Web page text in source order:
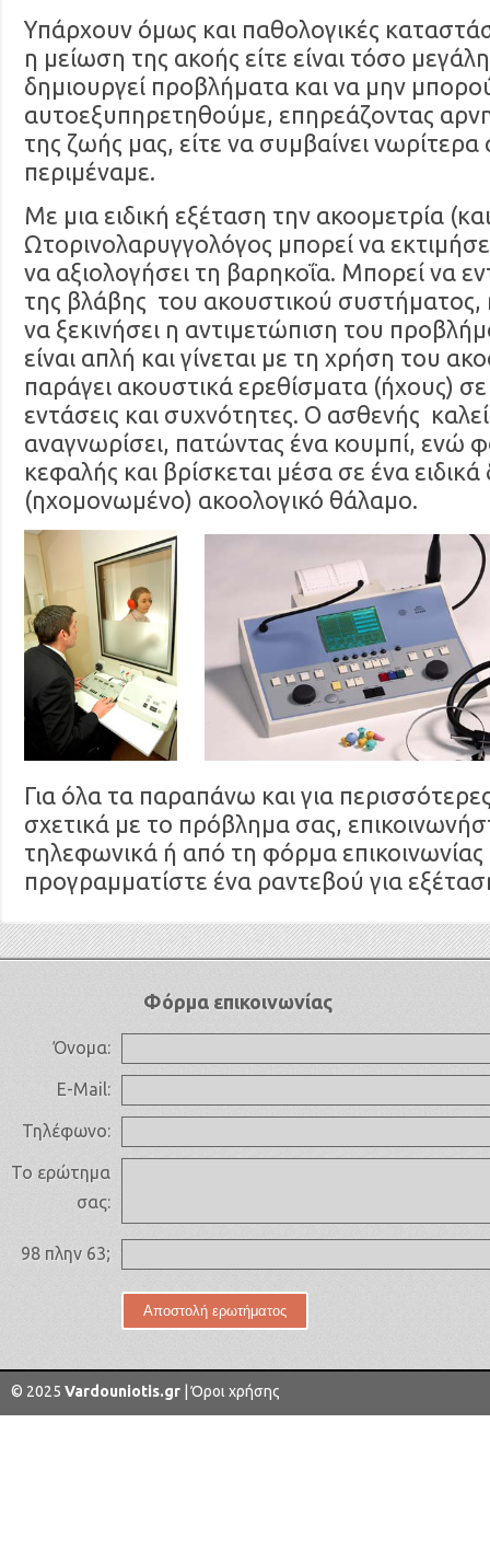
Υπάρχουν όμως και παθολογικές
η μείωση της ακοής είτε είναι τόσο
δημιουργεί προβλήματα και να μην
αυτοεξυπηρετηθούμε, επηρεάζοντας
της ζωής μας, είτε να συμβαίνει νωρίτερα
περιμέναμε.
Με μια ειδική εξέταση την ακοομετρία
Ωτορινολαρυγγολόγος μπορεί να
να αξιολογήσει τη βαρηκοΐα. Μπορεί να
της βλάβης του ακουστικού συστήματος,
να ξεκινήσει η αντιμετώπιση του
είναι απλή και γίνεται με τη χρήση του
παράγει ακουστικά ερεθίσματα (ήχους) σε
εντάσεις και συχνότητες. Ο ασθενής
αναγνωρίσει, πατώντας ένα κουμπί, ενώ
κεφαλής και βρίσκεται μέσα σε ένα
(ηχομονωμένο) ακοολογικό θάλαμο.
Για όλα τα παραπάνω και για
σχετικά με το πρόβλημα σας,
τηλεφωνικά ή από τη φόρμα επικοινωνίας
προγραμματίστε ένα ραντεβού για
Φόρμα επικοινωνίας
Όνομα:
E-Mail:
Τηλέφωνο:
Το ερώτημα
σας:
98 πλην 63;
© 2025 Vardouniotis.gr Όροι χρήσης